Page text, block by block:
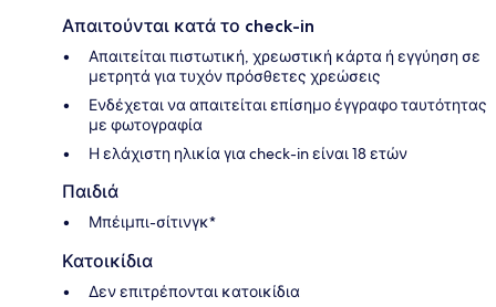
Απαιτούνται κατά το check-in
Απαιτείται πιστωτική, χρεωστική κάρτα ή εγγύηση σε
μετρητά για τυχόν πρόσθετες χρεώσεις
Ενδέχεται να απαιτείται επίσημο έγγραφο ταυτότητας
με φωτογραφία
Η ελάχιστη ηλικία για check-in είναι 18 ετών
Παιδιά
Μπέιμπι-σίτινγκ*
Κατοικίδια
Δεν επιτρέπονται κατοικίδια